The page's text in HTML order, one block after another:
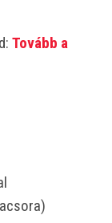
Tovább a